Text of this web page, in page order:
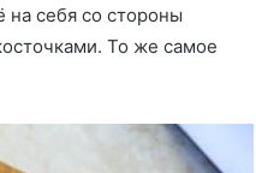
на себя со стороны
То же самое